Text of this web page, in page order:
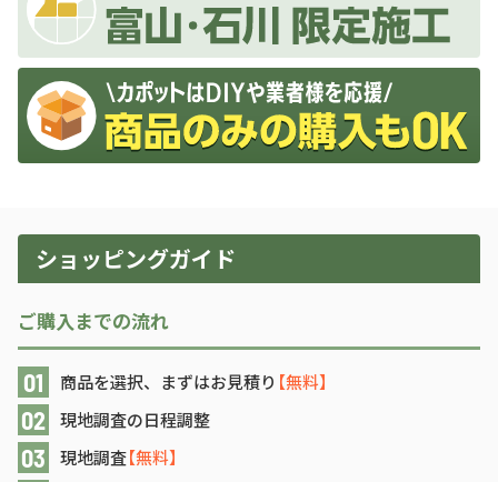
ショッピングガイド
ご購入までの流れ
商品を選択、まずはお見積り 【無料】
現地調査の日程調整
現地調査【無料】